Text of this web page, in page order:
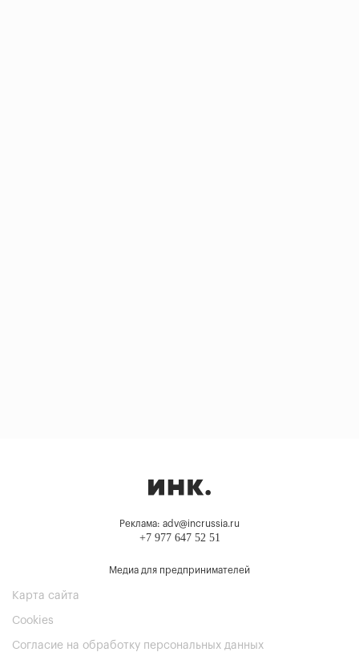
Реклама: adv@incrussia.ru
+7 977 647 52 51
Медиа для предпринимателей
Карта сайта
Cookies
Согласие на обработку персональных данных